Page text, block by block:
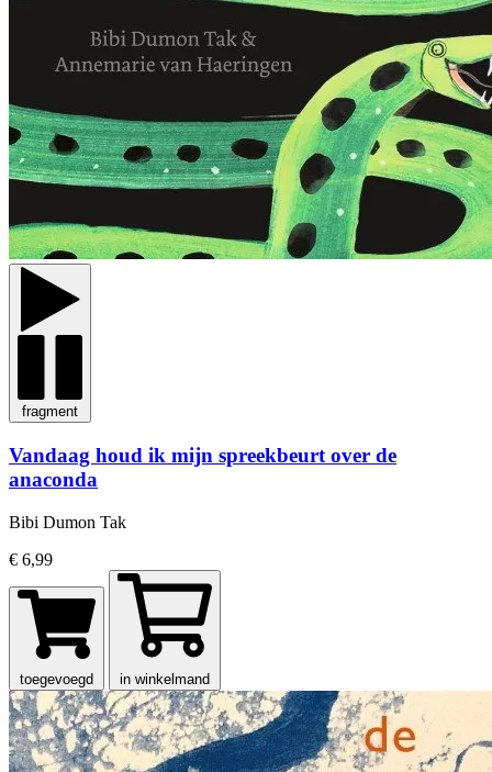
fragment
Vandaag houd ik mijn spreekbeurt over de
anaconda
Bibi Dumon Tak
€ 6,99
toegevoegd in winkelmand